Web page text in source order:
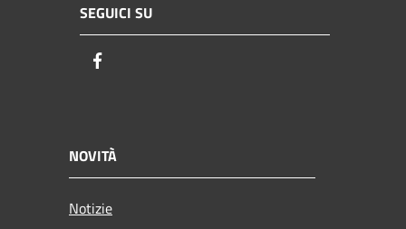
SEGUICI SU
NOVITÀ
Notizie